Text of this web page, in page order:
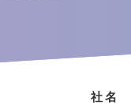
社名